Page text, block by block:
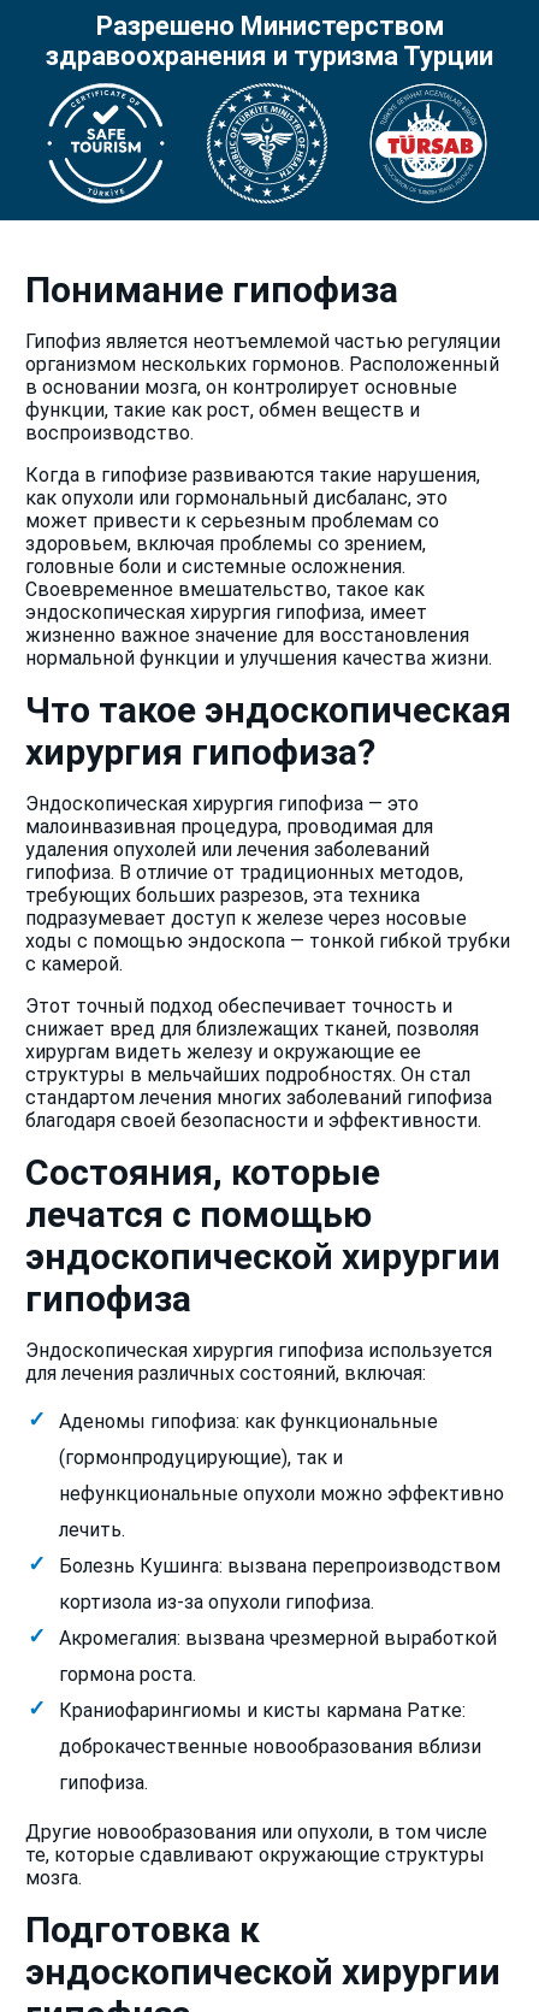
Разрешено Министерством
здравоохранения и туризма Турции
Понимание гипофиза
Гипофиз является неотъемлемой частью регуляции
организмом нескольких гормонов. Расположенный
в основании мозга, он контролирует основные
функции, такие как рост, обмен веществ и
воспроизводство.
Когда в гипофизе развиваются такие нарушения,
как опухоли или гормональный дисбаланс, это
может привести к серьезным проблемам со
здоровьем, включая проблемы со зрением,
головные боли и системные осложнения.
Своевременное вмешательство, такое как
эндоскопическая хирургия гипофиза, имеет
жизненно важное значение для восстановления
нормальной функции и улучшения качества жизни.
Что такое эндоскопическая
хирургия гипофиза?
Эндоскопическая хирургия гипофиза — это
малоинвазивная процедура, проводимая для
удаления опухолей или лечения заболеваний
гипофиза. В отличие от традиционных методов,
требующих больших разрезов, эта техника
подразумевает доступ к железе через носовые
ходы с помощью эндоскопа — тонкой гибкой трубки
с камерой.
Этот точный подход обеспечивает точность и
снижает вред для близлежащих тканей, позволяя
хирургам видеть железу и окружающие ее
структуры в мельчайших подробностях. Он стал
стандартом лечения многих заболеваний гипофиза
благодаря своей безопасности и эффективности.
Состояния, которые
лечатся с помощью
эндоскопической хирургии
гипофиза
Эндоскопическая хирургия гипофиза используется
для лечения различных состояний, включая:
Аденомы гипофиза: как функциональные
(гормонпродуцирующие), так и
нефункциональные опухоли можно эффективно
лечить.
Болезнь Кушинга: вызвана перепроизводством
кортизола из-за опухоли гипофиза.
Акромегалия: вызвана чрезмерной выработкой
гормона роста.
Краниофарингиомы и кисты кармана Ратке:
доброкачественные новообразования вблизи
гипофиза.
Другие новообразования или опухоли, в том числе
те, которые сдавливают окружающие структуры
мозга.
Подготовка к
эндоскопической хирургии